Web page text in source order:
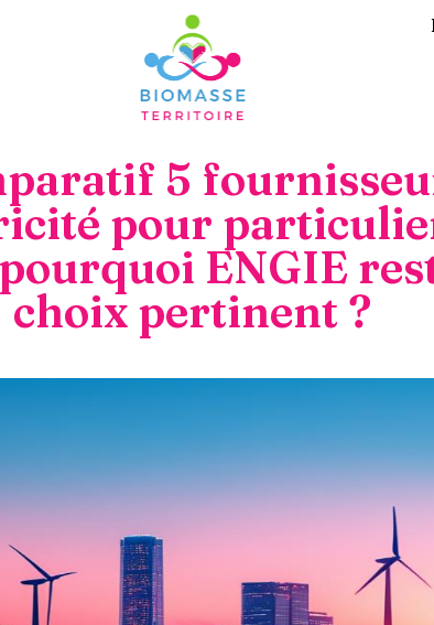
5
pour
ENGIE
choix pertinent ?